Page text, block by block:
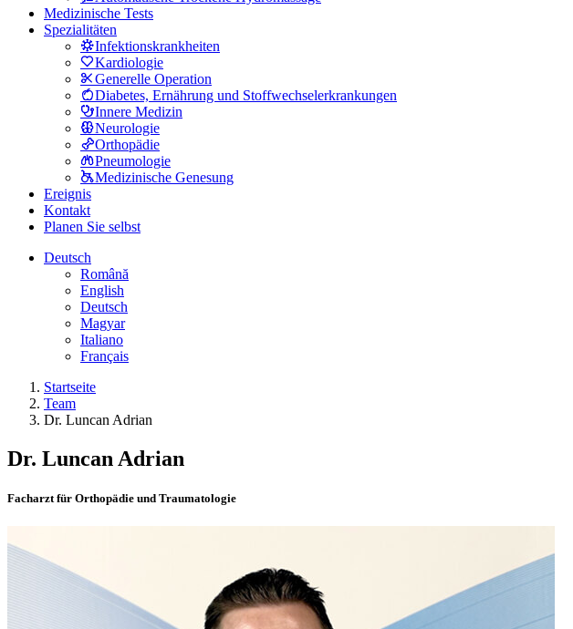
Medizinische Tests
Spezialitäten
Infektionskrankheiten
Kardiologie
Generelle Operation
Diabetes, Ernährung und Stoffwechselerkrankungen
Innere Medizin
Neurologie
Orthopädie
Pneumologie
Medizinische Genesung
Ereignis
Kontakt
Planen Sie selbst
Deutsch
Română
English
Deutsch
Magyar
Italiano
Français
Startseite
Team
Dr. Luncan Adrian
Dr. Luncan Adrian
Facharzt für Orthopädie und Traumatologie